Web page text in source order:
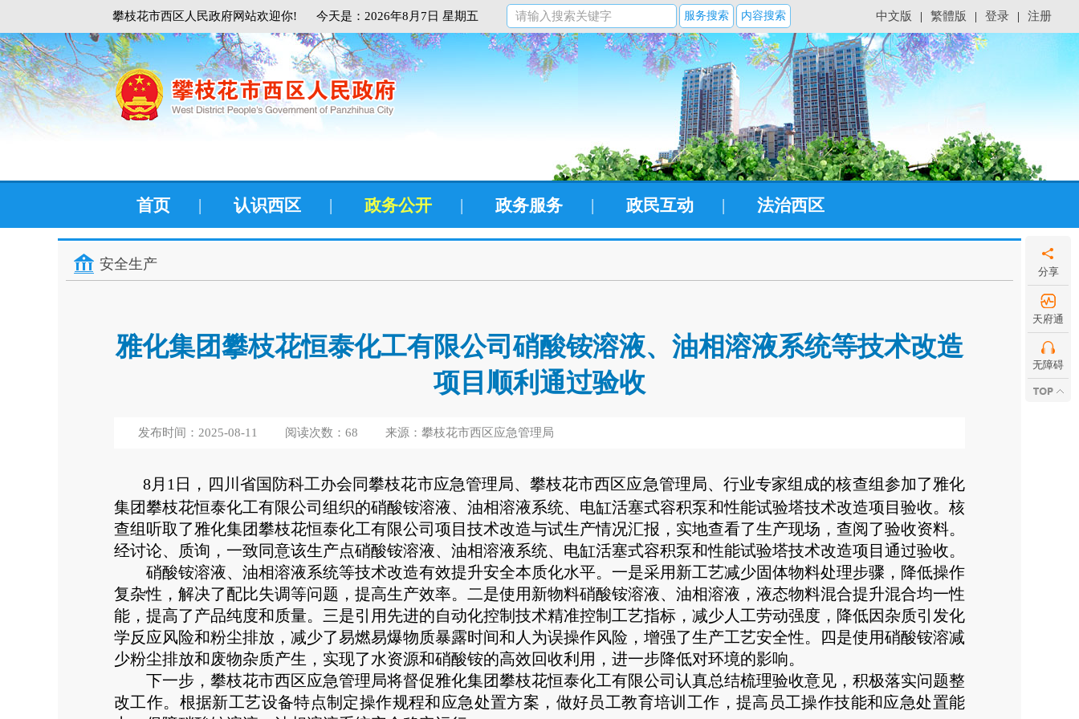
攀枝花市西区人民政府网站欢迎你! 今天是：2026年8月7日 星期五 服务搜索 内容搜索 中文版 | 繁體版 | 登录 | 注册
首页 | 认识西区 | 政务公开 | 政务服务 | 政民互动 | 法治西区
安全生产
雅化集团攀枝花恒泰化工有限公司硝酸铵溶液、油相溶液系统等技术改造
项目顺利通过验收
发布时间：2025-08-11 阅读次数： 68 来源：攀枝花市西区应急管理局
8月1日，四川省国防科工办会同攀枝花市应急管理局、攀枝花市西区应急管理局、行业专家组成的核查组参加了雅化
集团攀枝花恒泰化工有限公司组织的硝酸铵溶液、油相溶液系统、电缸活塞式容积泵和性能试验塔技术改造项目验收。核
查组听取了雅化集团攀枝花恒泰化工有限公司项目技术改造与试生产情况汇报，实地查看了生产现场，查阅了验收资料。
经讨论、质询，一致同意该生产点硝酸铵溶液、油相溶液系统、电缸活塞式容积泵和性能试验塔技术改造项目通过验收。
硝酸铵溶液、油相溶液系统等技术改造有效提升安全本质化水平。一是采用新工艺减少固体物料处理步骤，降低操作
复杂性，解决了配比失调等问题，提高生产效率。二是使用新物料硝酸铵溶液、油相溶液，液态物料混合提升混合均一性
能，提高了产品纯度和质量。三是引用先进的自动化控制技术精准控制工艺指标，减少人工劳动强度，降低因杂质引发化
学反应风险和粉尘排放，减少了易燃易爆物质暴露时间和人为误操作风险，增强了生产工艺安全性。四是使用硝酸铵溶减
少粉尘排放和废物杂质产生，实现了水资源和硝酸铵的高效回收利用，进一步降低对环境的影响。
下一步，攀枝花市西区应急管理局将督促雅化集团攀枝花恒泰化工有限公司认真总结梳理验收意见，积极落实问题整
改工作。根据新工艺设备特点制定操作规程和应急处置方案，做好员工教育培训工作，提高员工操作技能和应急处置能
分享
天府通
无障碍